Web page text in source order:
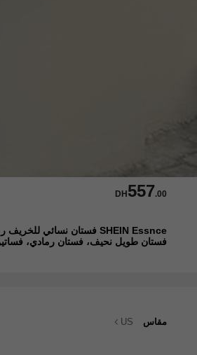
DH 557.00
فستان طويل نحيف، فستان رمادي،
مقاس US